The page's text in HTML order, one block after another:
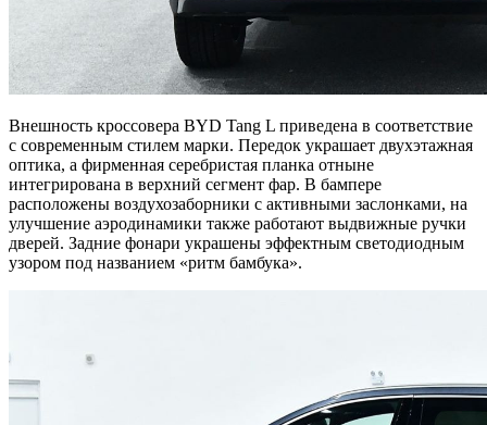
Внешность кроссовера BYD Tang L приведена в соответствие
с современным стилем марки. Передок украшает двухэтажная
оптика, а фирменная серебристая планка отныне
интегрирована в верхний сегмент фар. В бампере
расположены воздухозаборники с активными заслонками, на
улучшение аэродинамики также работают выдвижные ручки
дверей. Задние фонари украшены эффектным светодиодным
узором под названием «ритм бамбука».